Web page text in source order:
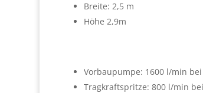
Breite: 2,5 m
Höhe 2,9m
Vorbaupumpe: 1600 l/min
Tragkraftspritze: 800 l/min